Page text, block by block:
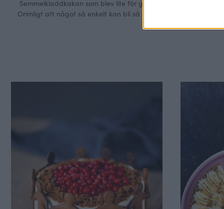
Semmelkladdkakan som blev lite för god!
Orimligt att något så enkelt kan bli så gott